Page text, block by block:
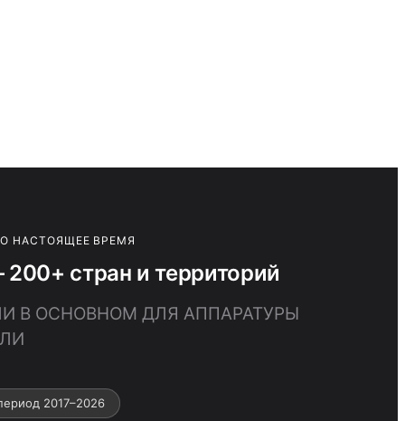
НАСТОЯЩЕЕ ВРЕМЯ
200+ стран и территорий
В ОСНОВНОМ ДЛЯ АППАРАТУРЫ
2017–2026